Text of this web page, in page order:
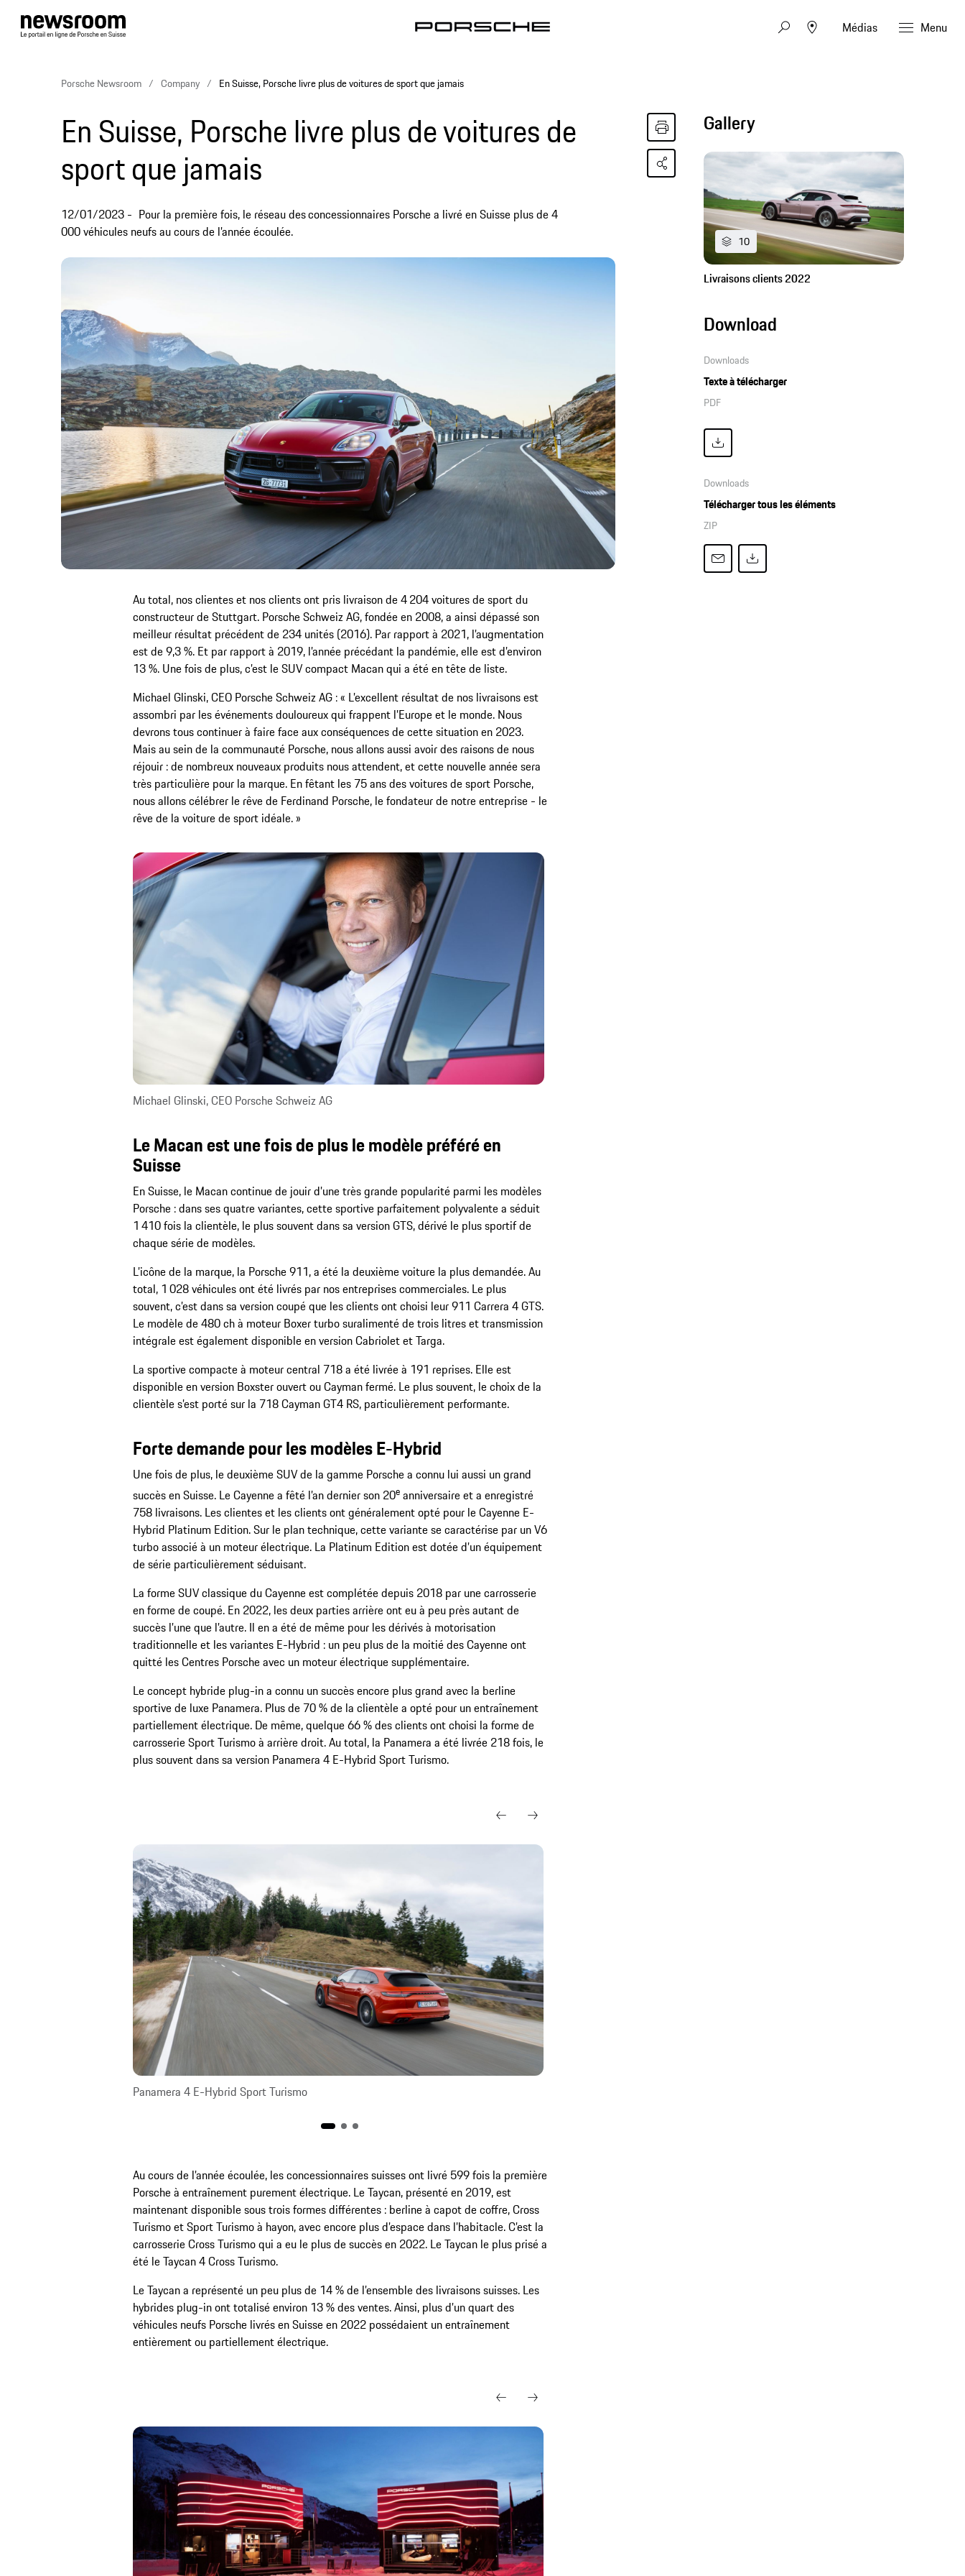
Médias Menu
Porsche Newsroom Company En Suisse, Porsche livre plus de voitures de sport que jamais
En Suisse, Porsche livre plus de voitures de
sport que jamais
12/01/2023 Pour la première fois, le réseau desconcessionnaires Porsche a livré en Suisse plus de 4
000 véhicules neufs au cours de l’année écoulée.
Au total, nos clientes et nos clients ont pris livraison de 4 204 voitures de sport du
constructeur de Stuttgart. Porsche Schweiz AG, fondée en 2008, a ainsi dépassé son
meilleur résultat précédent de 234 unités (2016). Par rapport à 2021, l’augmentation
est de 9,3 %. Et par rapport à 2019, l’année précédant la pandémie, elle est d’environ
13 %. Une fois de plus, c’est le SUV compact Macan qui a été en tête de liste.
Michael Glinski, CEO Porsche Schweiz AG : « L’excellent résultat de nos livraisons est
assombri par les événements douloureux qui frappent l’Europe et le monde. Nous
devrons tous continuer à faire face aux conséquences de cette situation en 2023.
Mais au sein de la communauté Porsche, nous allons aussi avoir des raisons de nous
réjouir : de nombreux nouveaux produits nous attendent, et cette nouvelle année sera
très particulière pour la marque. En fêtant les 75 ans des voitures de sport Porsche,
nous allons célébrer le rêve de Ferdinand Porsche, le fondateur de notre entreprise - le
rêve de la voiture de sport idéale. »
Michael Glinski, CEO Porsche Schweiz AG
Le Macan est une fois de plus le modèle préféré en
Suisse
En Suisse, le Macan continue de jouir d’une très grande popularité parmi les modèles
Porsche : dans ses quatre variantes, cette sportive parfaitement polyvalente a séduit
1 410 fois la clientèle, le plus souvent dans sa version GTS, dérivé le plus sportif de
chaque série de modèles.
L’icône de la marque, la Porsche 911, a été la deuxième voiture la plus demandée. Au
total, 1 028 véhicules ont été livrés par nos entreprises commerciales. Le plus
souvent, c’est dans sa version coupé que les clients ont choisi leur 911 Carrera 4 GTS.
Le modèle de 480 ch à moteur Boxer turbo suralimenté de trois litres et transmission
intégrale est également disponible en version Cabriolet et Targa.
La sportive compacte à moteur central 718 a été livrée à 191 reprises. Elle est
disponible en version Boxster ouvert ou Cayman fermé. Le plus souvent, le choix de la
clientèle s’est porté sur la 718 Cayman GT4 RS, particulièrement performante.
Forte demande pour les modèles E-Hybrid
Une fois de plus, le deuxième SUV de la gamme Porsche a connu lui aussi un grand
succès en Suisse. Le Cayenne a fêté l’an dernier son 20eanniversaire et a enregistré
758 livraisons. Les clientes et les clients ont généralement opté pour le Cayenne E-
Hybrid Platinum Edition. Sur le plan technique, cette variante se caractérise par un V6
turbo associé à un moteur électrique. La Platinum Edition est dotée d’un équipement
de série particulièrement séduisant.
La forme SUV classique du Cayenne est complétée depuis 2018 par une carrosserie
en forme de coupé. En 2022, les deux parties arrière ont eu à peu près autant de
succès l’une que l’autre. Il en a été de même pour les dérivés à motorisation
traditionnelle et les variantes E-Hybrid : un peu plus de la moitié des Cayenne ont
quitté les Centres Porsche avec un moteur électrique supplémentaire.
Le concept hybride plug-in a connu un succès encore plus grand avec la berline
sportive de luxe Panamera. Plus de 70 % de la clientèle a opté pour un entraînement
partiellement électrique. De même, quelque 66 % des clients ont choisi la forme de
carrosserie Sport Turismo à arrière droit. Au total, la Panamera a été livrée 218 fois, le
plus souvent dans sa version Panamera 4 E-Hybrid Sport Turismo.
Panamera 4 E-Hybrid Sport Turismo
Au cours de l’année écoulée, les concessionnaires suisses ont livré 599 fois la première
Porsche à entraînement purement électrique. Le Taycan, présenté en 2019, est
maintenant disponible sous trois formes différentes : berline à capot de coffre, Cross
Turismo et Sport Turismo à hayon, avec encore plus d’espace dans l’habitacle. C’est la
carrosserie Cross Turismo qui a eu le plus de succès en 2022. Le Taycan le plus prisé a
été le Taycan 4 Cross Turismo.
Le Taycan a représenté un peu plus de 14 % de l’ensemble des livraisons suisses. Les
hybrides plug-in ont totalisé environ 13 % des ventes. Ainsi, plus d’un quart des
véhicules neufs Porsche livrés en Suisse en 2022 possédaient un entraînement
entièrement ou partiellement électrique.
Gallery
10
Livraisons clients 2022
Download
Downloads
Texte à télécharger
PDF
Downloads
Télécharger tous les éléments
ZIP